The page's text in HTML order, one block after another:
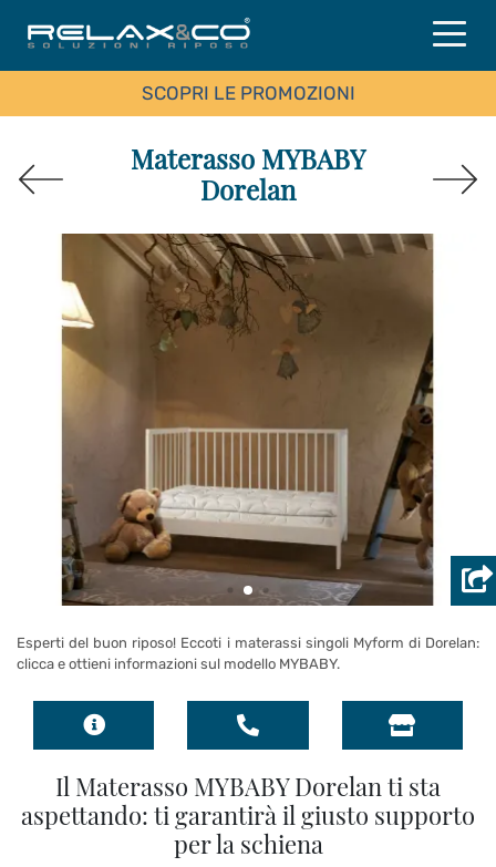
SCOPRI LE PROMOZIONI
Materasso MYBABY
Dorelan
Il Materasso MYBABY Dorelan ti sta
aspettando: ti garantirà il giusto supporto
per la schiena
Esperti del buon riposo! Eccoti i materassi singoli Myform di Dorelan:
clicca e ottieni informazioni sul modello MYBABY.